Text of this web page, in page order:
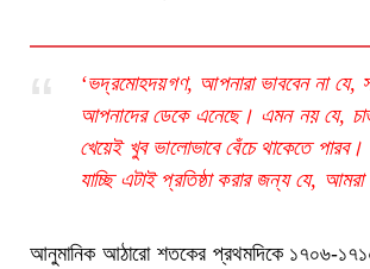
‘ভদ্রমোহদয়গণ, আপনারা ভাববেন না যে,
আপনাদের ডেকে এনেছে। এমন নয় যে,
খেয়েই খুব ভালোভাবে বেঁচে থাকেতে
যাচ্ছি এটাই প্রতিষ্ঠা করার জন্য যে,
আনুমানিক আঠারো শতকের প্রথমদিকে ১৭০৬-১৭১০